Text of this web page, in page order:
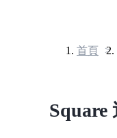
首頁 >
Square